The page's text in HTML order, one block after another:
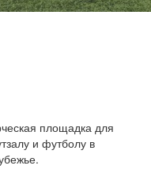
площадка для
и футболу в